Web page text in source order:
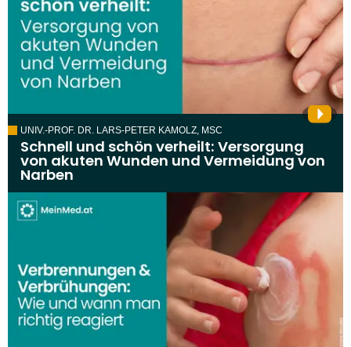
UNIV.-PROF. DR. LARS-PETER KAMOLZ, MSC
Schnell und schön verheilt: Versorgung
von akuten Wunden und Vermeidung von
Narben